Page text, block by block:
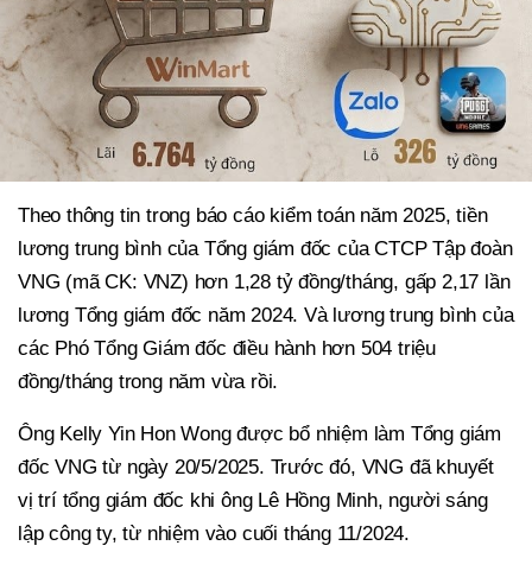
Theo thông tin trong báo cáo kiểm toán năm 2025, tiền
lương trung bình của Tổng giám đốc của CTCP Tập đoàn
VNG (mã CK: VNZ) hơn 1,28 tỷ đồng/tháng, gấp 2,17 lần
lương Tổng giám đốc năm 2024. Và lương trung bình của
các Phó Tổng Giám đốc điều hành hơn 504 triệu
đồng/tháng trong năm vừa rồi.
Ông Kelly Yin Hon Wong được bổ nhiệm làm Tổng giám
đốc VNG từ ngày 20/5/2025. Trước đó, VNG đã khuyết
vị trí tổng giám đốc khi ông Lê Hồng Minh, người sáng
lập công ty, từ nhiệm vào cuối tháng 11/2024.